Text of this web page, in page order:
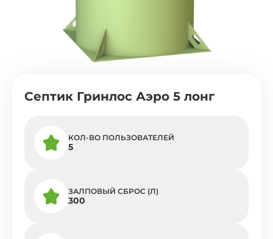
Септик Гринлос Аэро 5 лонг
КОЛ-ВО ПОЛЬЗОВАТЕЛЕЙ
5
ЗАЛПОВЫЙ СБРОС (Л)
300